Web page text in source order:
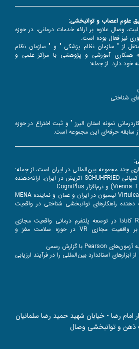
علوم اعصاب و توانبخشی:
از 20 سال فعالیت، وصال علاوه بر ارائه خدمات درمانی، در حوزه
نیز فعال بوده است.
از " سازمان نظام پزشکی " و " سازمان نظام
همکاری آموزشی و پژوهشی با مراکز علمی و
خود دارد. از جمله:
شناختی
نمونه استان البرز " و ثبت اختراع در حوزه
سابقه حرفه‌ای این مجموعه است.
چند مجموعه بین‌المللی در ایران است، از جمله:
SCHUHFRIED اتریش در ایران: ارائه‌دهنده
- نماینده انحصاری موسسه Virtuleap لیسبون در ایران و عمان و نماینده MENA
دهنده راهکارهای توانبخشی شناختی در واقعیت
- همکاری با RaderonAI Lab کانادا در توسعه پلتفرم درمانی واقعیت مجازی
SyneuraX: پروژه‌ای مبتنی بر واقعیت مجازی VR در حوزه سلامت مغز و
استاندارد بین‌المللی را در فرآیند ارزیابی
امام رضا - خيابان شهيد حميد رضا سلمانيان